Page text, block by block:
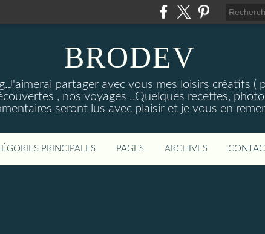
BRODEV
partager avec vous mes loisirs créatifs (
, nos voyages ..Quelques recettes,
seront lus avec plaisir et je vous en
PRINCIPALES PAGES ARCHIVES